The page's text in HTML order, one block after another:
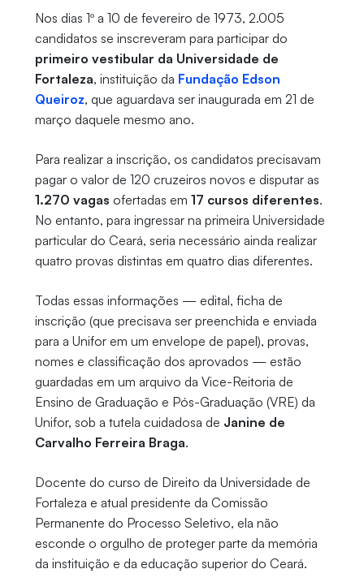
Nos dias 1º a 10 de fevereiro de 1973, 2.005
candidatos se inscreveram para participar do
primeiro vestibular da Universidade de
Fortaleza, instituição da Fundação Edson
Queiroz, que aguardava ser inaugurada em 21 de
março daquele mesmo ano.
Para realizar a inscrição, os candidatos precisavam
pagar o valor de 120 cruzeiros novos e disputar as
1.270 vagas ofertadas em 17 cursos diferentes.
No entanto, para ingressar na primeira Universidade
particular do Ceará, seria necessário ainda realizar
quatro provas distintas em quatro dias diferentes.
Todas essas informações — edital, ficha de
inscrição (que precisava ser preenchida e enviada
para a Unifor em um envelope de papel), provas,
nomes e classificação dos aprovados — estão
guardadas em um arquivo da Vice-Reitoria de
Ensino de Graduação e Pós-Graduação (VRE) da
Unifor, sob a tutela cuidadosa de Janine de
Carvalho Ferreira Braga.
Docente do curso de Direito da Universidade de
Fortaleza e atual presidente da Comissão
Permanente do Processo Seletivo, ela não
esconde o orgulho de proteger parte da memória
da instituição e da educação superior do Ceará.